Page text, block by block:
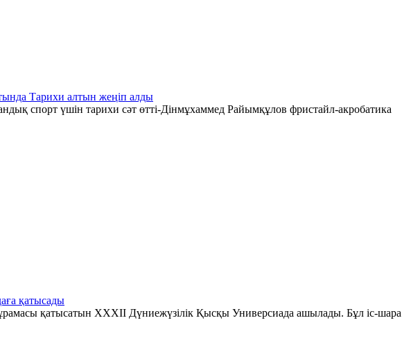
Тарихи алтын жеңіп алды
спорт үшін тарихи сәт өтті-Дінмұхаммед Райымқұлов фристайл-акробатика
қатысады
қатысатын XXXII Дүниежүзілік Қысқы Универсиада ашылады. Бұл іс-шара